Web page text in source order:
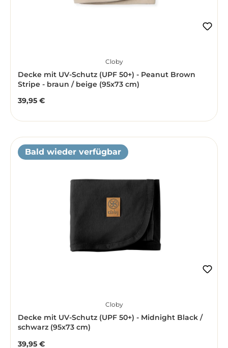
Cloby
Decke mit UV-Schutz (UPF 50+) - Peanut Brown
Stripe - braun / beige (95x73 cm)
Regulärer Preis:
39,95 €
Bald wieder verfügbar
Cloby
Decke mit UV-Schutz (UPF 50+) - Midnight Black /
schwarz (95x73 cm)
Regulärer Preis:
39,95 €